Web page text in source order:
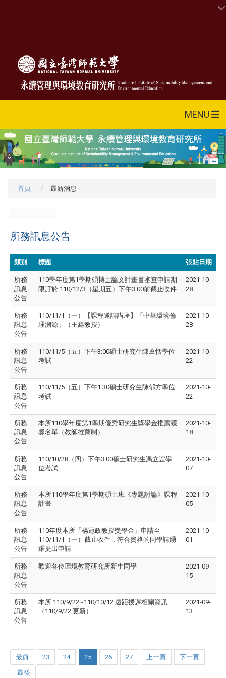
MENU
首頁 最新消息
所務訊息公告
類別 標題 張貼日期
所務
訊息
公告
110學年度第1學期碩博士論文計畫書審查申請期
限訂於 110/12/3（星期五）下午3:00前截止收件
2021-10-
28
所務
訊息
公告
110/11/1（一）【課程邀請講座】「中華環境倫
理溯源」（王鑫教授）
2021-10-
28
所務
訊息
公告
110/11/5（五）下午3:00碩士研究生陳葦恬學位
考試
2021-10-
22
所務
訊息
公告
110/11/5（五）下午1:30碩士研究生陳郁方學位
考試
2021-10-
22
所務
訊息
公告
本所110學年度第1學期優秀研究生獎學金推薦獲
獎名單（教師推薦制）
2021-10-
18
所務
訊息
公告
110/10/28（四）下午3:00碩士研究生馮立誼學
位考試
2021-10-
07
所務
訊息
公告
本所110學年度第1學期碩士班《專題討論》課程
計畫
2021-10-
05
所務
訊息
公告
110年度本所「楊冠政教授獎學金」申請至
110/11/1（一）截止收件，符合資格的同學請踴
躍提出申請
2021-10-
01
所務
訊息
公告
歡迎各位環境教育研究所新生同學
2021-09-
15
所務
訊息
公告
本所 110/9/22~110/10/12 遠距授課相關資訊
（110/9/22 更新）
2021-09-
13
最前 23 24 25 26 27 上一頁 下一頁
最後